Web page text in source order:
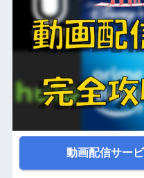
動画配信サー